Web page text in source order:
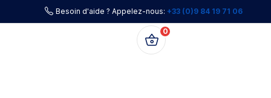
Besoin d'aide ? Appelez-nous: +33 (0)9 84 19 71 06
0